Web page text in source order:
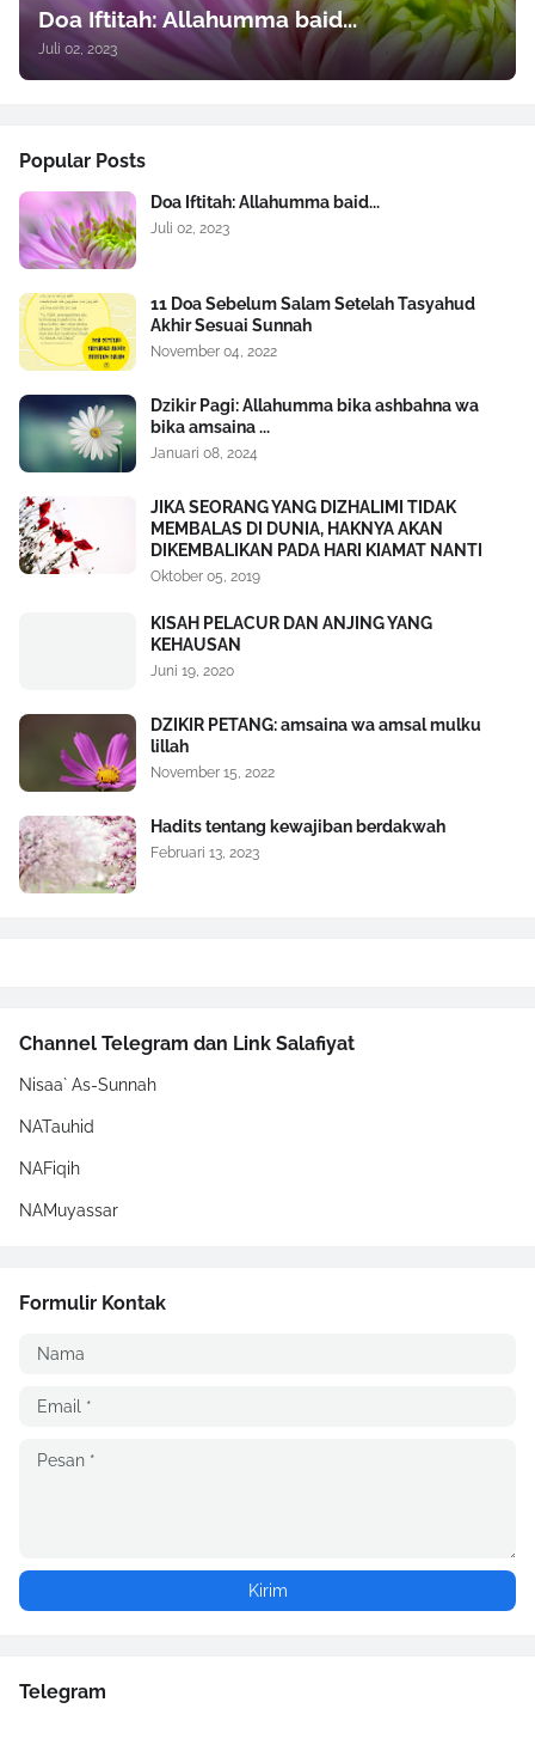
Doa Iftitah: Allahumma baid...
Juli 02, 2023
Popular Posts
Doa Iftitah: Allahumma baid...
Juli 02, 2023
11 Doa Sebelum Salam Setelah Tasyahud
Akhir Sesuai Sunnah
November 04, 2022
Dzikir Pagi: Allahumma bika ashbahna wa
bika amsaina ...
Januari 08, 2024
JIKA SEORANG YANG DIZHALIMI TIDAK
MEMBALAS DI DUNIA, HAKNYA AKAN
DIKEMBALIKAN PADA HARI KIAMAT NANTI
Oktober 05, 2019
KISAH PELACUR DAN ANJING YANG
KEHAUSAN
Juni 19, 2020
DZIKIR PETANG: amsaina wa amsal mulku
lillah
November 15, 2022
Hadits tentang kewajiban berdakwah
Februari 13, 2023
Channel Telegram dan Link Salafiyat
Nisaa` As-Sunnah
NATauhid
NAFiqih
NAMuyassar
Formulir Kontak
Telegram